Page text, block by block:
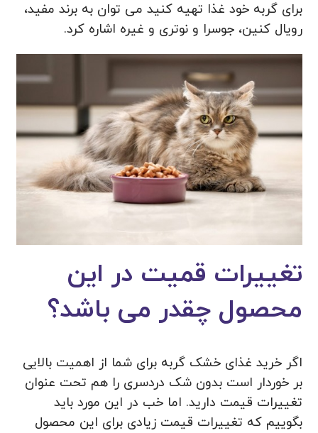
برای گربه خود غذا تهیه کنید می‌ توان به برند مفید،
رویال کنین، جوسرا و نوتری و غیره اشاره کرد.
تغییرات قمیت در این
محصول چقدر می باشد؟
اگر خرید غذای خشک گربه برای شما از اهمیت بالایی
بر خوردار است بدون شک دردسری را هم تحت عنوان
تغییرات قیمت دارید. اما خب در این مورد باید
بگوییم که تغییرات قیمت زیادی برای این محصول